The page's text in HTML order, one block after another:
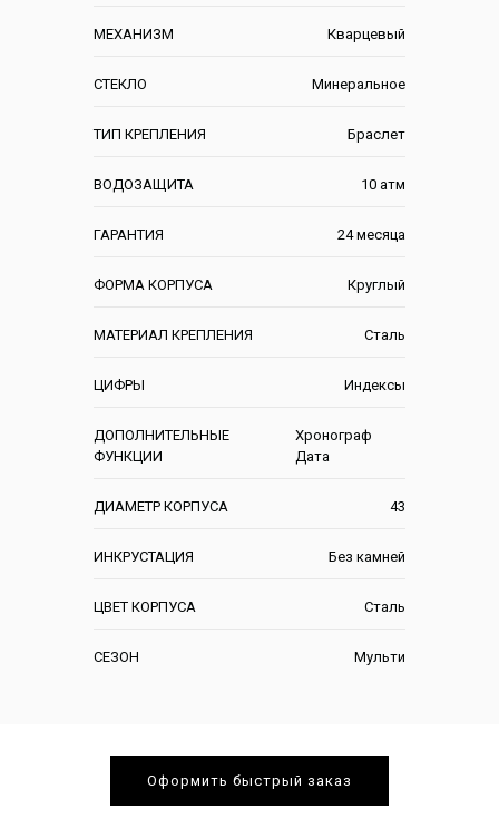
МЕХАНИЗМ Кварцевый
СТЕКЛО Минеральное
ТИП КРЕПЛЕНИЯ Браслет
ВОДОЗАЩИТА 10 атм
ГАРАНТИЯ 24 месяца
ФОРМА КОРПУСА Круглый
МАТЕРИАЛ КРЕПЛЕНИЯ Сталь
ЦИФРЫ Индексы
ДОПОЛНИТЕЛЬНЫЕ
ФУНКЦИИ
Хронограф
Дата
ДИАМЕТР КОРПУСА 43
ИНКРУСТАЦИЯ Без камней
ЦВЕТ КОРПУСА Сталь
СЕЗОН Мульти
Оформить быстрый заказ